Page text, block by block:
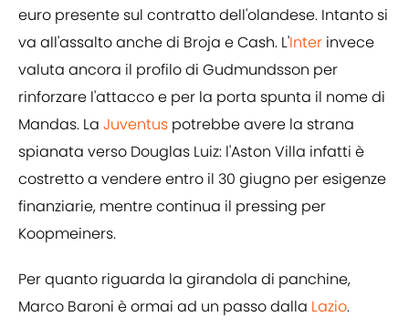
euro presente sul contratto dell'olandese. Intanto si
va all'assalto anche di Broja e Cash. L'Inter invece
valuta ancora il profilo di Gudmundsson per
rinforzare l'attacco e per la porta spunta il nome di
Mandas. La Juventus potrebbe avere la strana
spianata verso Douglas Luiz: l'Aston Villa infatti è
costretto a vendere entro il 30 giugno per esigenze
finanziarie, mentre continua il pressing per
Koopmeiners.
Per quanto riguarda la girandola di panchine,
Marco Baroni è ormai ad un passo dalla Lazio.